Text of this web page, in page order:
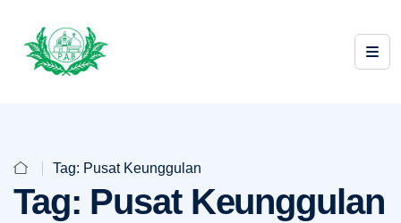
Tag: Pusat Keunggulan
Tag: Pusat Keunggulan